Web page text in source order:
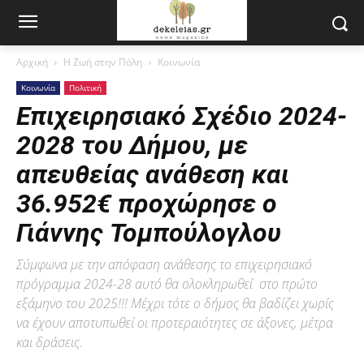
Αρχική Η Ζωή στην Πόλη Κοινωνία
Κοινωνία Πολιτική
Επιχειρησιακό Σχέδιο 2024-
2028 του Δήμου, με
απευθείας ανάθεση και
36.952€ προχώρησε ο
Γιάννης Τομπούλογλου
Σύμφωνα με την απόφαση ανάθεσης το επιχειρησιακό
πρόγραμμα 2024-28 αυτό θα ολοκληρωθεί στο πρώτο
εξάμηνο του 2025!!! Μέχρι τότε ο δήμος θα βαδίζει χωρίς
να έχουν αποτυπωθεί οι προτεραιότητες σε άξονες, μέτρα
και δράσεις.